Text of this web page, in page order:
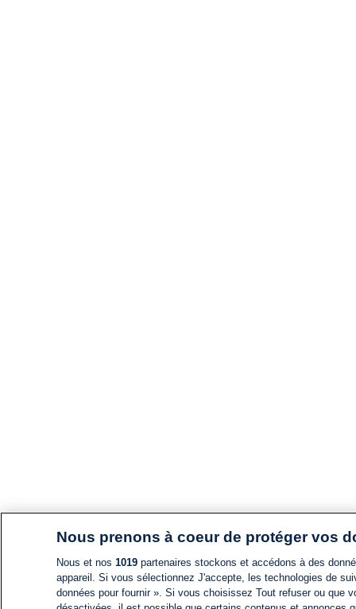
Nous prenons à coeur de protéger vos
Nous et nos 1019partenaires stockons et accédons à des
appareil. Si vous sélectionnez J'accepte, les technologies de
données pour fournir ». Si vous choisissez Tout refuser ou